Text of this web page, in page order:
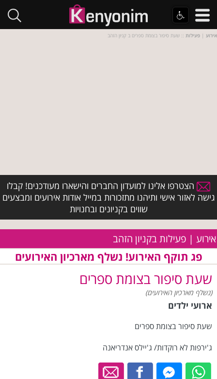
אירוע | פעילות :: שעת סיפור בצומת ספרים ב קניון הזהב
הצטרפו אלינו למועדון החברים והישארו מעודכנים! קבלו
גישה לאזור אישי ותיהנו מתזכורות במייל אודות אירועים ומבצעים
שווים בקניונים ובחנויות
אירוע | פעילות בקניון הזהב
פג תוקף האירוע! נשלף מארכיון האירועים
שעת סיפור בצומת ספרים
(נשלף מארכיון האירועים)
ארועי ילדים
שעת סיפור בצומת ספרים
ג'ירפות לא רוקדות/ ג'יילס אנדריאנה